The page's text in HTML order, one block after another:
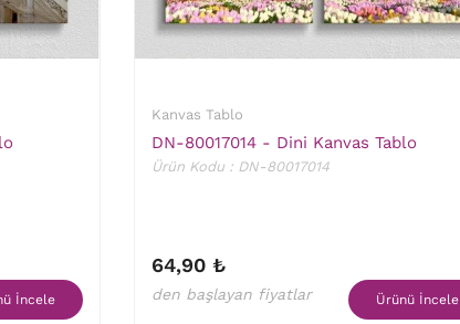
İncele
Kanvas Tablo
DN-80017014 - Dini Kanvas Tablo
Ürün Kodu : DN-80017014
64,90 ₺
den başlayan fiyatlar Ürünü İncele